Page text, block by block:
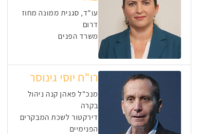
עו"ד, סגנית ממונה מחוז
דרום
משרד הפנים
רו"ח יוסי גינוסר
מנכ"ל פאהן קנה ניהול
בקרה
דירקטור לשכת המבקרים
הפנימיים